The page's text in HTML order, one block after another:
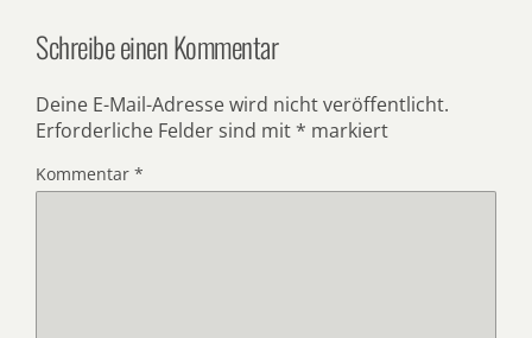
Schreibe einen Kommentar
Deine E-Mail-Adresse wird nicht veröffentlicht.
Erforderliche Felder sind mit * markiert
Kommentar *